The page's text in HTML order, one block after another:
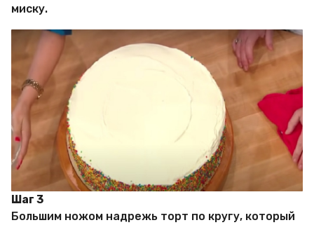
миску.
Шаг 3
Большим ножом надрежь торт по кругу, который